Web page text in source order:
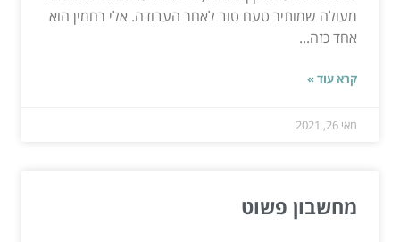
מעולה שמותיר טעם טוב לאחר העבודה. אלי רחמין הוא
אחד כזה...
קרא עוד »
מאי 26, 2021
מחשבון פשוט